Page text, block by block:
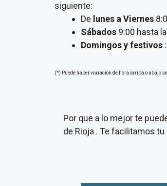
siguiente:
De lunes a Viernes
Sábados 9:00 hasta
Domingos y festivos
(*) Puede haber variación de hora arriba o abajo
Por que a lo mejor te
de Rioja . Te facilitamos